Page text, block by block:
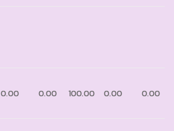
0.00 0.00 100.00 0.00 0.00